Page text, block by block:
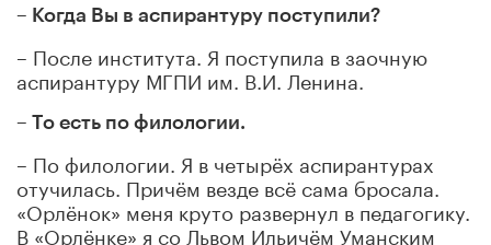
– Когда Вы в аспирантуру поступили?
– После института. Я поступила в заочную
аспирантуру МГПИ им. В.И. Ленина.
– То есть по филологии.
– По филологии. Я в четырёх аспирантурах
отучилась. Причём везде всё сама бросала.
«Орлёнок» меня круто развернул в педагогику.
В «Орлёнке» я со Львом Ильичём Уманским